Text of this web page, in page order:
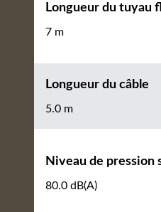
Longueur du tuyau
7 m
Longueur du câble
5.0 m
Niveau de pression
80.0 dB(A)